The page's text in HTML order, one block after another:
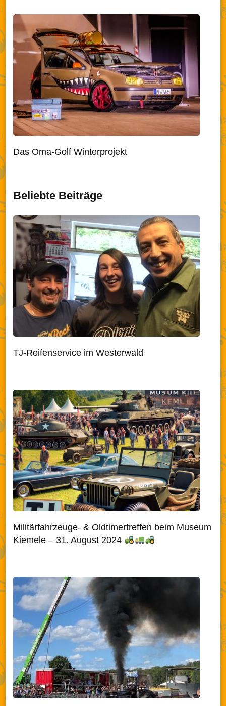
Das Oma-Golf Winterprojekt
Beliebte Beiträge
TJ-Reifenservice im Westerwald
Militärfahrzeuge- & Oldtimertreffen beim Museum
Kiemele – 31. August 2024